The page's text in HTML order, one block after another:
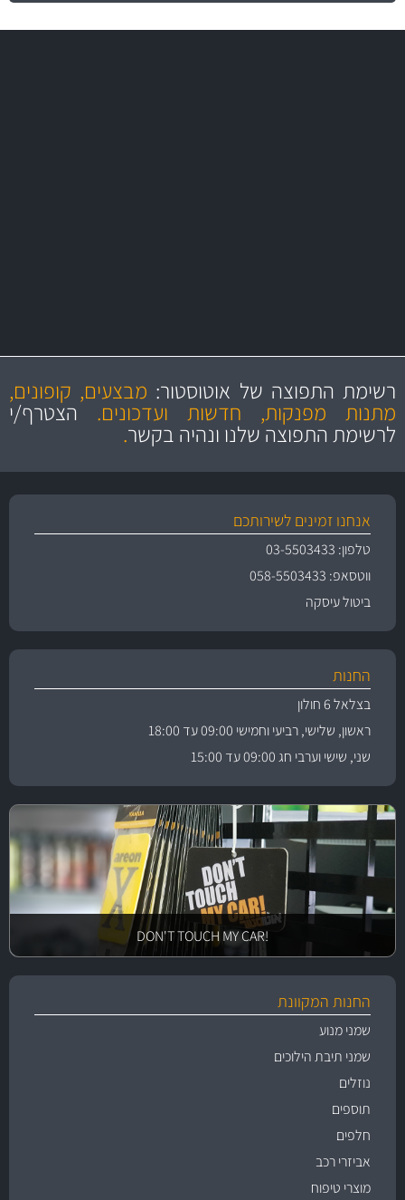
מקצועיות
ושירות מצויין
מחירים
הוגנים
והיצע מוצרים איכותירשימת התפוצה של אוטוסטור: מבצעים, קופונים,
מתנות מפנקות, חדשות ועדכונים. הצטרף/י
לרשימת התפוצה שלנו ונהיה בקשר.
אנחנו זמינים לשירותכם
טלפון: 03-5503433
ווטסאפ: 058-5503433
ביטול עיסקה
החנות
בצלאל 6 חולון
ראשון, שלישי, רביעי וחמישי 09:00 עד 18:00
שני, שישי וערבי חג 09:00 עד 15:00
!DON'T TOUCH MY CAR
החנות המקוונת
שמני מנוע
שמני תיבת הילוכים
נוזלים
תוספים
חלפים
אביזרי רכב
מוצרי טיפוח